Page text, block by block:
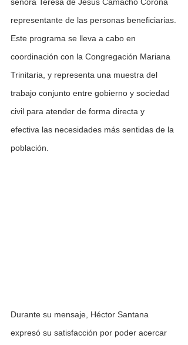
representante de las personas beneficiarias.
Este programa se lleva a cabo en
coordinación con la Congregación Mariana
Trinitaria, y representa una muestra del
trabajo conjunto entre gobierno y sociedad
civil para atender de forma directa y
efectiva las necesidades más sentidas de la
población.
Durante su mensaje, Héctor Santana
expresó su satisfacción por poder acercar